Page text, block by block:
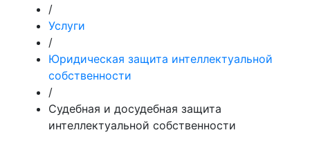
/
Услуги
/
Юридическая защита интеллектуальной
собственности
/
Судебная и досудебная защита
интеллектуальной собственности